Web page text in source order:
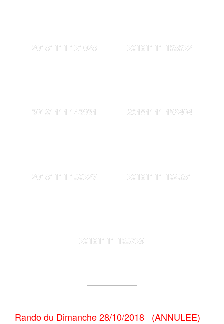
20181111 121028 20181111 153522
20181111 142931 20181111 153404
20181111 150227 20181111 104331
20181111 165729
Rando du Dimanche 28/10/2018 (ANNULEE)